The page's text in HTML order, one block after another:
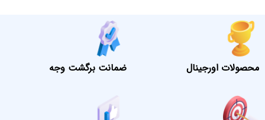
محصولات اورجینال ضمانت برگشت وجه